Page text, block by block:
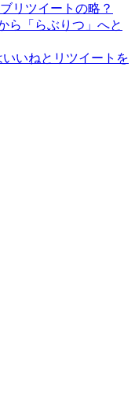
リツイートの略？
ら「らぶりつ」へと
いねとリツイートを